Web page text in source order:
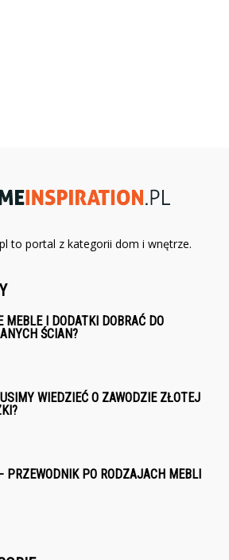
to portal z kategorii dom i wnętrze.
MEBLE I DODATKI DOBRAĆ DO
ŚCIAN?
WIEDZIEĆ O ZAWODZIE ZŁOTEJ
PRZEWODNIK PO RODZAJACH MEBLI